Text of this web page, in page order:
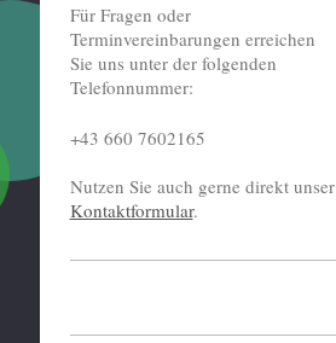
Für Fragen oder
Terminvereinbarungen erreichen
Sie uns unter der folgenden
Telefonnummer:
+43 660 7602165
Nutzen Sie auch gerne direkt unser
Kontaktformular.